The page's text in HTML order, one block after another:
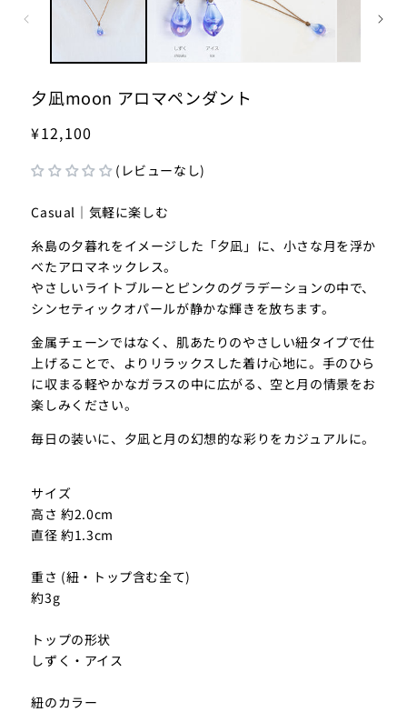
(1)
開
夕凪moon アロマペンダント
¥12,100
(レビューなし)
Casual｜気軽に楽しむ
糸島の夕暮れをイメージした「夕凪」に、小さな月を浮か
べたアロマネックレス。
やさしいライトブルーとピンクのグラデーションの中で、
シンセティックオパールが静かな輝きを放ちます。
金属チェーンではなく、肌あたりのやさしい紐タイプで仕
上げることで、よりリラックスした着け心地に。手のひら
に収まる軽やかなガラスの中に広がる、空と月の情景をお
楽しみください。
毎日の装いに、夕凪と月の幻想的な彩りをカジュアルに。
サイズ
高さ 約2.0cm
直径 約1.3cm
重さ (紐・トップ含む全て)
約3g
トップの形状
しずく・アイス
紐のカラー